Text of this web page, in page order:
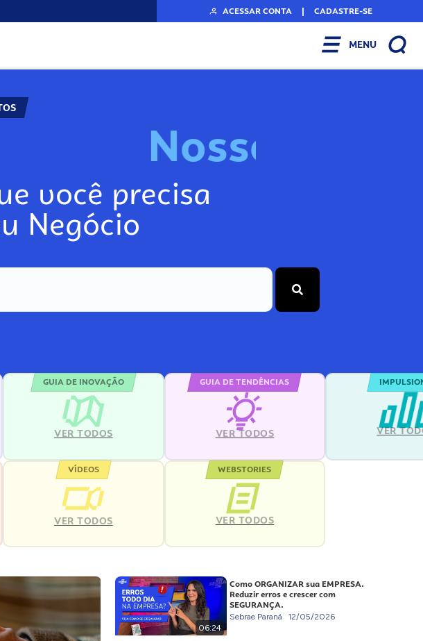
ACESSAR CONTA | CADASTRE-SE
MENU
Nosso
você precisa
Negócio
GUIA DE INOVAÇÃO
VER TODOS
GUIA DE TENDÊNCIAS
VER TODOS VER
VÍDEOS
VER TODOS
WEBSTORIES
VER TODOS
06:24
Como ORGANIZAR sua EMPRESA.
Reduzir erros e crescer com
SEGURANÇA.
Sebrae Paraná 12/05/2026